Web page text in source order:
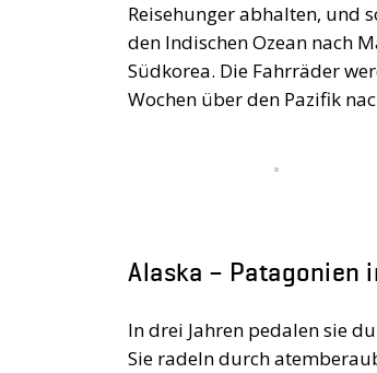
Reisehunger abhalten, und
den Indischen Ozean nach
Südkorea. Die Fahrräder
Wochen über den Pazifik
Alaska – Patagonien
In drei Jahren pedalen sie
Sie radeln durch